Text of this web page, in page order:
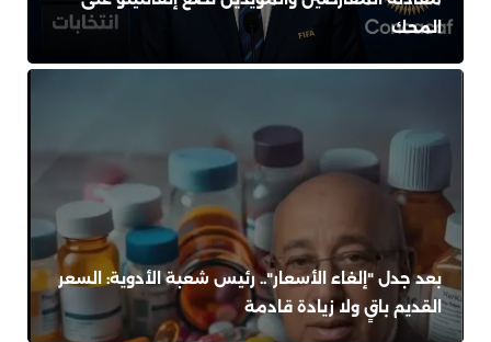
المحك
بعد جدل "إلغاء الأسعار".. رئيس شعبة الأدوية: السعر
القديم باقٍ ولا زيادة قادمة